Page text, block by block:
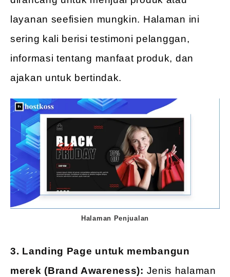
layanan seefisien mungkin. Halaman ini
sering kali berisi testimoni pelanggan,
informasi tentang manfaat produk, dan
ajakan untuk bertindak.
Halaman Penjualan
3. Landing Page untuk membangun
merek (Brand Awareness): Jenis halaman